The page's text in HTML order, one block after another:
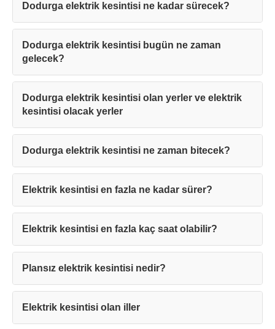
Dodurga elektrik kesintisi ne kadar sürecek?
Dodurga elektrik kesintisi bugün ne zaman
gelecek?
Dodurga elektrik kesintisi olan yerler ve elektrik
kesintisi olacak yerler
Dodurga elektrik kesintisi ne zaman bitecek?
Elektrik kesintisi en fazla ne kadar sürer?
Elektrik kesintisi en fazla kaç saat olabilir?
Plansız elektrik kesintisi nedir?
Elektrik kesintisi olan iller
Teşekkürler!
Mesajınız başarıyla ulaştırıldı. En kısa
sürede sizinle iletişime geçilecektir.